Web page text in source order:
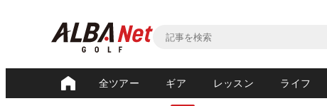
全ツアー ギア レッスン ライフ